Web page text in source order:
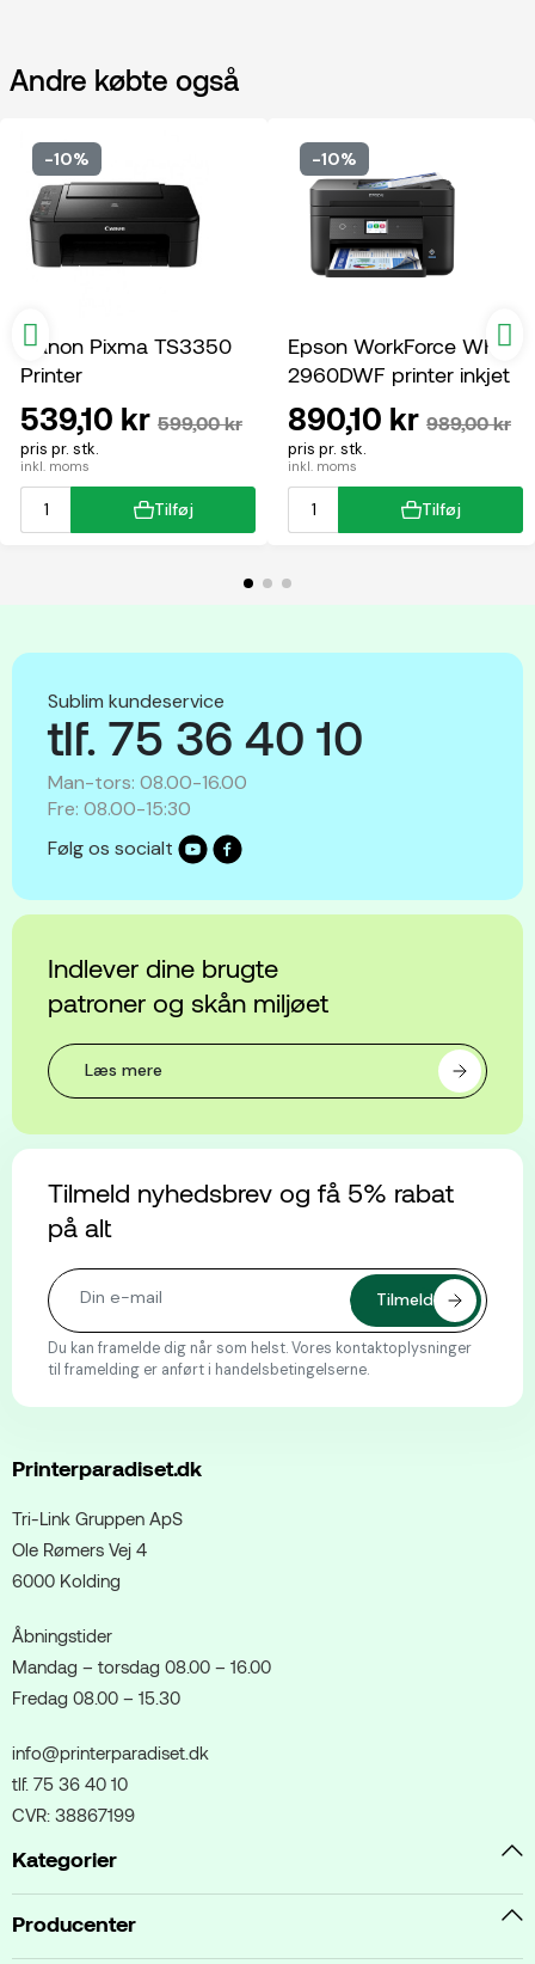
Andre købte også
-10%
Canon Pixma TS3350
Printer
pris pr. stk.
inkl. moms
539,10 kr 599,00 kr
Tilføj
-10%
Epson WorkForce WF-
2960DWF printer inkjet
multifunktion
pris pr. stk.
inkl. moms
890,10 kr 989,00 kr
Tilføj
Sublim kundeservice
tlf. 75 36 40 10
Man-tors: 08.00-16.00
Fre: 08.00-15:30
Følg os socialt
Indlever dine brugte
patroner og skån miljøet
Læs mere
Tilmeld nyhedsbrev og få 5% rabat
på alt
Du kan framelde dig når som helst. Vores kontaktoplysninger
til framelding er anført i handelsbetingelserne.
Printerparadiset.dk
Tri-Link Gruppen ApS
Ole Rømers Vej 4
6000 Kolding
Åbningstider
Mandag – torsdag 08.00 – 16.00
Fredag 08.00 – 15.30
info@printerparadiset.dk
tlf. 75 36 40 10
CVR: 38867199
Kategorier
Producenter